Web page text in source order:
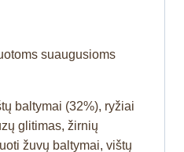
suaugusioms
baltymai (32%), ryžiai
glitimas, žirnių
žuvų baltymai, vištų